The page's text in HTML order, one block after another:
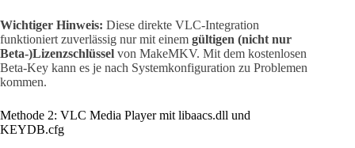
Wichtiger Hinweis: Diese direkte VLC-Integration
funktioniert zuverlässig nur mit einem gültigen (nicht nur
Beta-)Lizenzschlüssel von MakeMKV. Mit dem kostenlosen
Beta-Key kann es je nach Systemkonfiguration zu Problemen
kommen.
Methode 2: VLC Media Player mit libaacs.dll und
KEYDB.cfg